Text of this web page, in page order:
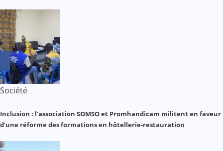
Société
Inclusion : l’association SOMSO et Promhandicam militent en faveur
d’une réforme des formations en hôtellerie-restauration